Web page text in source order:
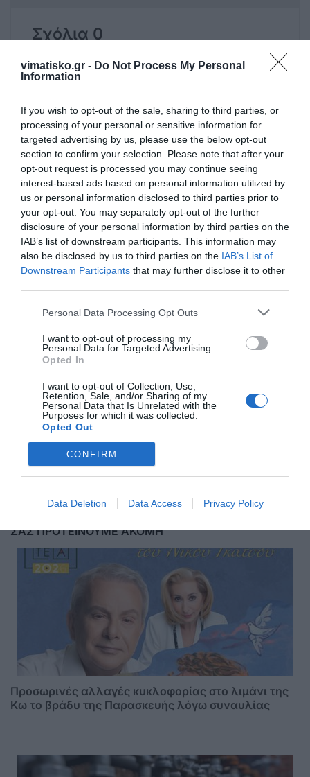
vimatisko.gr - Do Not Process My Personal
Information
If you wish to opt-out of the sale, sharing to third parties, or
processing of your personal or sensitive information for
targeted advertising by us, please use the below opt-out
section to confirm your selection. Please note that after your
opt-out request is processed you may continue seeing
interest-based ads based on personal information utilized by
us or personal information disclosed to third parties prior to
your opt-out. You may separately opt-out of the further
disclosure of your personal information by third parties on the
IAB’s list of downstream participants. This information may
also be disclosed by us to third parties on the IAB’s List of
Downstream Participants that may further disclose it to other
Personal Data Processing Opt Outs
I want to opt-out of processing my
Personal Data for Targeted Advertising.
Opted In
I want to opt-out of Collection, Use,
Retention, Sale, and/or Sharing of my
Personal Data that Is Unrelated with the
Purposes for which it was collected.
Opted Out
CONFIRM
Data Deletion Data Access Privacy Policy
Σχόλια 0
Πρόσθεσε ένα σχόλιο
ΟΝΟΜΑ
ΣΧΟΛΙΟ
Αποστολή
ΣΑΣ ΠΡΟΤΕΙΝΟΥΜΕ ΑΚΟΜΗ
Προσωρινές αλλαγές κυκλοφορίας στο λιμάνι της
Κω το βράδυ της Παρασκευής λόγω συναυλίας